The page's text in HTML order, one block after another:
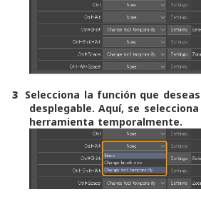
3 Selecciona la función que
desplegable. Aquí, se selecciona
herramienta temporalmente.